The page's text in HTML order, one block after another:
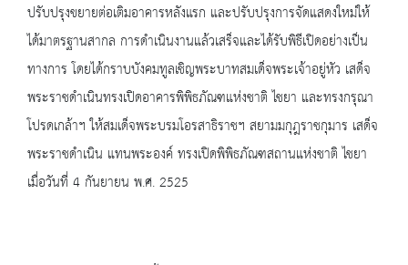
ปรับปรุงขยายต่อเติมอาคารหลังแรก และปรับปรุงการจัดแสดงใหม่ให้
ได้มาตรฐานสากล การดำเนินงานแล้วเสร็จและได้รับพิธีเปิดอย่างเป็น
ทางการ โดยได้กราบบังคมทูลเชิญพระบาทสมเด็จพระเจ้าอยู่หัว เสด็จ
พระราชดำเนินทรงเปิดอาคารพิพิธภัณฑแห่งชาติ ไชยา และทรงกรุณา
โปรดเกล้าฯ ให้สมเด็จพระบรมโอรสาธิราชฯ สยามมกุฎราชกุมาร เสด็จ
พระราชดำเนิน แทนพระองค์ ทรงเปิดพิพิธภัณฑสถานแห่งชาติ ไชยา
เมื่อวันที่ 4 กันยายน พ.ศ. 2525